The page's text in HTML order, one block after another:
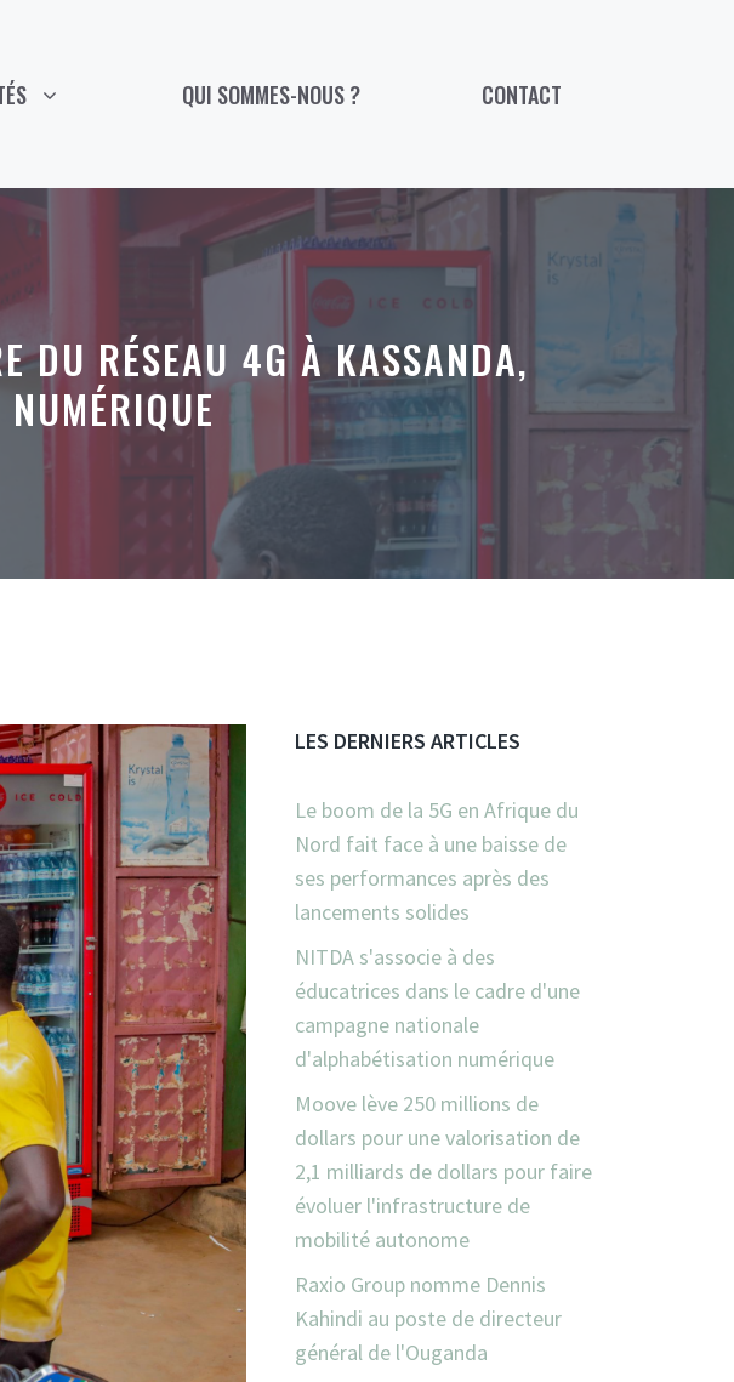
QUI SOMMES-NOUS ? CONTACT
DU RÉSEAU 4G À KASSANDA,
LES DERNIERS ARTICLES
Le boom de la 5G en Afrique du
Nord fait face à une baisse de
ses performances après des
lancements solides
NITDA s'associe à des
éducatrices dans le cadre d'une
campagne nationale
d'alphabétisation numérique
Moove lève 250 millions de
dollars pour une valorisation de
2,1 milliards de dollars pour faire
évoluer l'infrastructure de
mobilité autonome
Raxio Group nomme Dennis
Kahindi au poste de directeur
général de l'Ouganda